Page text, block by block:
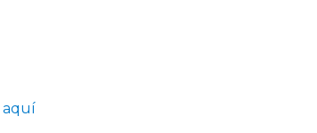
aquí